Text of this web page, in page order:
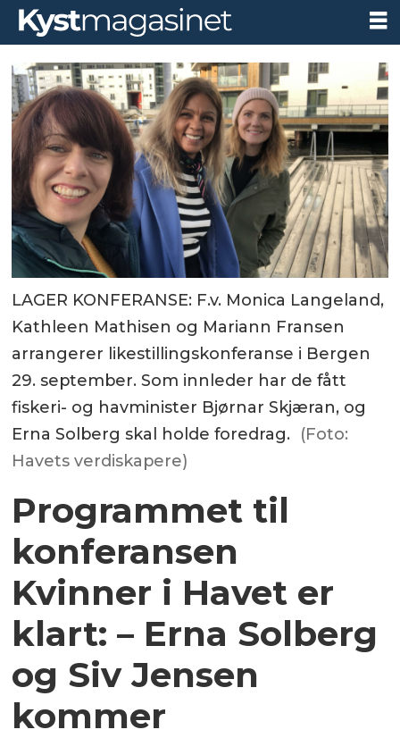
LAGER KONFERANSE: F.v. Monica Langeland,
Kathleen Mathisen og Mariann Fransen
arrangerer likestillingskonferanse i Bergen
29. september. Som innleder har de fått
fiskeri- og havminister Bjørnar Skjæran, og
Erna Solberg skal holde foredrag. (Foto:
Havets verdiskapere)
Programmet til
konferansen
Kvinner i Havet er
klart: – Erna Solberg
og Siv Jensen
kommer